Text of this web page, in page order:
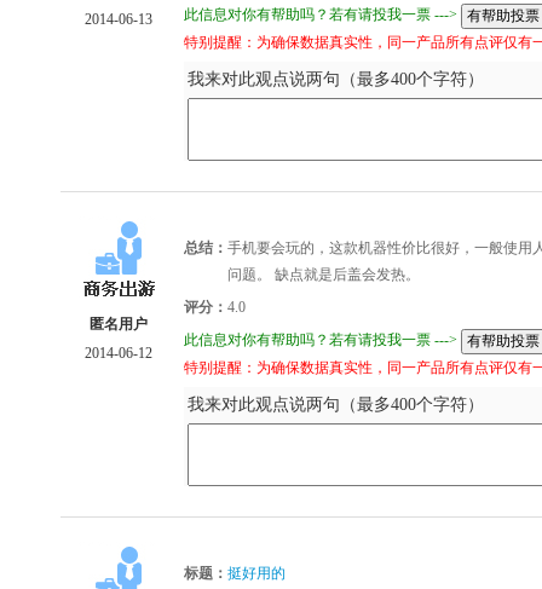
2014-06-13
此信息对你有帮助吗？若有请投我一票 --->
特别提醒：为确保数据真实性，同一产品所有点评仅有
我来对此观点说两句（最多400个字符）
匿名用户
2014-06-12
总结： 手机要会玩的，这款机器性价比很好，一般使
问题。 缺点就是后盖会发热。
评分： 4.0
此信息对你有帮助吗？若有请投我一票 --->
特别提醒：为确保数据真实性，同一产品所有点评仅有
我来对此观点说两句（最多400个字符）
标题： 挺好用的